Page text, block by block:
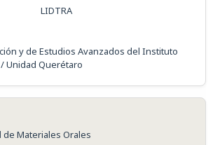
LIDTRA
y de Estudios Avanzados del Instituto
Unidad Querétaro
de Materiales Orales